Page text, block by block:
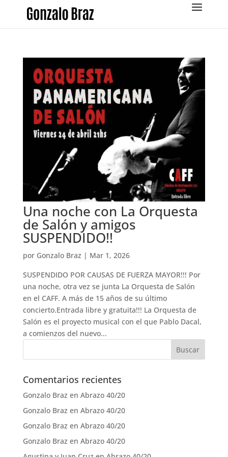
Una noche con La Orquesta
de Salón y amigos
SUSPENDIDO!!
por Gonzalo Braz | Mar 1, 2026
SUSPENDIDO POR CAUSAS DE FUERZA MAYOR!!! Por
una noche, otra vez se junta La Orquesta de Salón
en el CAFF. A más de 15 años de su último
concierto.Entrada libre y gratuita!!! La Orquesta de
Salón es el proyecto musical con el que Pablo Dacal,
a comienzos del nuevo...
Comentarios recientes
Gonzalo Braz en Abrazo 40/20
Gonzalo Braz en Abrazo 40/20
Gonzalo Braz en Abrazo 40/20
Gonzalo Braz en Abrazo 40/20